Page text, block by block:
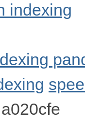
indexing
a020cfe